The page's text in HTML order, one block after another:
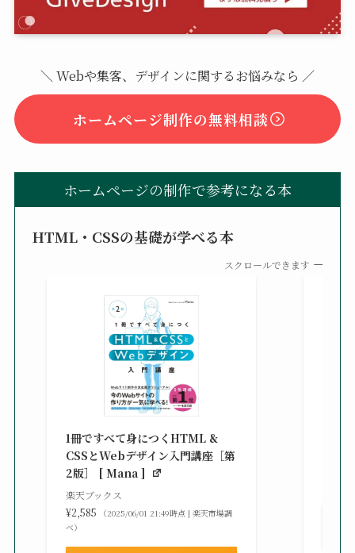
＼ Webや集客、デザインに関するお悩みなら ／
ホームページ制作の無料相談
ホームページの制作で参考になる本
HTML・CSSの基礎が学べる本
スクロールできます
1冊ですべて身につくHTML &
CSSとWebデザイン入門講座［第
2版］ [ Mana ]
楽天ブックス
¥2,585
（2025/06/01 21:49時点 | 楽天市場調
べ）